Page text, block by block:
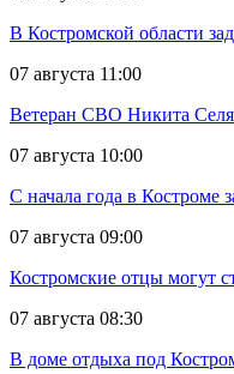
В Костромской области
07 августа 11:00
Ветеран СВО Никита
07 августа 10:00
С начала года в Костроме
07 августа 09:00
Костромские отцы могут
07 августа 08:30
В доме отдыха под